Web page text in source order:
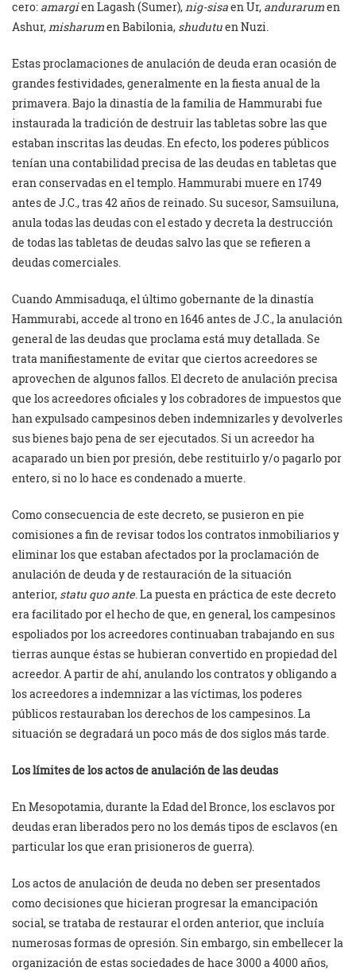
cero: amargien Lagash (Sumer), nig-sisaen Ur, andurarumen
Ashur, misharumen Babilonia, shudutuen Nuzi.
Estas proclamaciones de anulación de deuda eran ocasión de
grandes festividades, generalmente en la fiesta anual de la
primavera. Bajo la dinastía de la familia de Hammurabi fue
instaurada la tradición de destruir las tabletas sobre las que
estaban inscritas las deudas. En efecto, los poderes públicos
tenían una contabilidad precisa de las deudas en tabletas que
eran conservadas en el templo. Hammurabi muere en 1749
antes de J.C., tras 42 años de reinado. Su sucesor, Samsuiluna,
anula todas las deudas con el estado y decreta la destrucción
de todas las tabletas de deudas salvo las que se refieren a
deudas comerciales.
Cuando Ammisaduqa, el último gobernante de la dinastía
Hammurabi, accede al trono en 1646 antes de J.C., la anulación
general de las deudas que proclama está muy detallada. Se
trata manifiestamente de evitar que ciertos acreedores se
aprovechen de algunos fallos. El decreto de anulación precisa
que los acreedores oficiales y los cobradores de impuestos que
han expulsado campesinos deben indemnizarles y devolverles
sus bienes bajo pena de ser ejecutados. Si un acreedor ha
acaparado un bien por presión, debe restituirlo y/o pagarlo por
entero, si no lo hace es condenado a muerte.
Como consecuencia de este decreto, se pusieron en pie
comisiones a fin de revisar todos los contratos inmobiliarios y
eliminar los que estaban afectados por la proclamación de
anulación de deuda y de restauración de la situación
anterior, statu quo ante . La puesta en práctica de este decreto
era facilitado por el hecho de que, en general, los campesinos
espoliados por los acreedores continuaban trabajando en sus
tierras aunque éstas se hubieran convertido en propiedad del
acreedor. A partir de ahí, anulando los contratos y obligando a
los acreedores a indemnizar a las víctimas, los poderes
públicos restauraban los derechos de los campesinos. La
situación se degradará un poco más de dos siglos más tarde.
Los límites de los actos de anulación de las deudas
En Mesopotamia, durante la Edad del Bronce, los esclavos por
deudas eran liberados pero no los demás tipos de esclavos (en
particular los que eran prisioneros de guerra).
Los actos de anulación de deuda no deben ser presentados
como decisiones que hicieran progresar la emancipación
social, se trataba de restaurar el orden anterior, que incluía
numerosas formas de opresión. Sin embargo, sin embellecer la
organización de estas sociedades de hace 3000 a 4000 años,